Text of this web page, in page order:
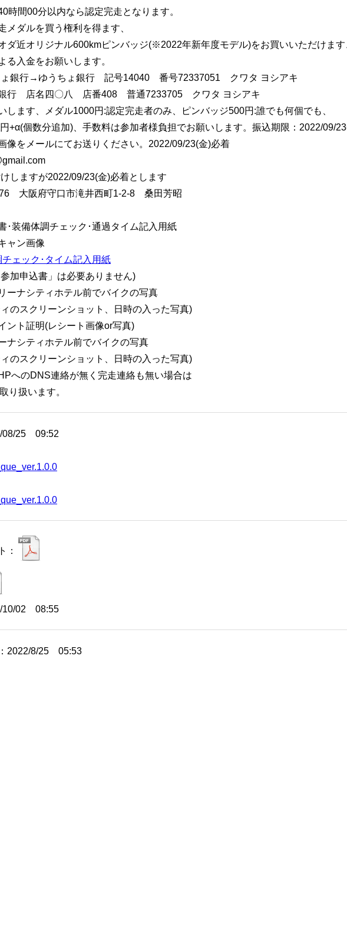
時間00分以内なら認定完走となります。
メダルを買う権利を得ます、
ダ近オリジナル600kmピンバッジ(※2022年新年度モデル)をお買いいただけます
る入金をお願いします。
ょ銀行→ゆうちょ銀行 記号14040 番号72337051 クワタ ヨシアキ
行 店名四〇八 店番408 普通7233705 クワタ ヨシアキ
します、メダル1000円:認定完走者のみ、ピンバッジ500円:誰でも何個でも、
+α(個数分追加)、手数料は参加者様負担でお願いします。振込期限：2022/09/
像をメールにてお送りください。2022/09/23(金)必着
しますが2022/09/23(金)必着とします
大阪府守口市滝井西町1-2-8 桑田芳昭
･装備体調チェック･通過タイム記入用紙
ャン画像
ェック･タイム記入用紙
加申込書」は必要ありません)
ーナシティホテル前でバイクの写真
のスクリーンショット、日時の入った写真)
ント証明(レシート画像or写真)
ナシティホテル前でバイクの写真
のスクリーンショット、日時の入った写真)
へのDNS連絡が無く完走連絡も無い場合は
り扱います。
08/25 09:52
：
10/02 08:55
2022/8/25 05:53